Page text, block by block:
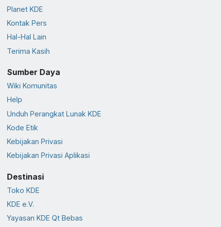
Planet KDE
Kontak Pers
Hal-Hal Lain
Terima Kasih
Sumber Daya
Wiki Komunitas
Help
Unduh Perangkat Lunak KDE
Kode Etik
Kebijakan Privasi
Kebijakan Privasi Aplikasi
Destinasi
Toko KDE
KDE e.V.
Yayasan KDE Qt Bebas